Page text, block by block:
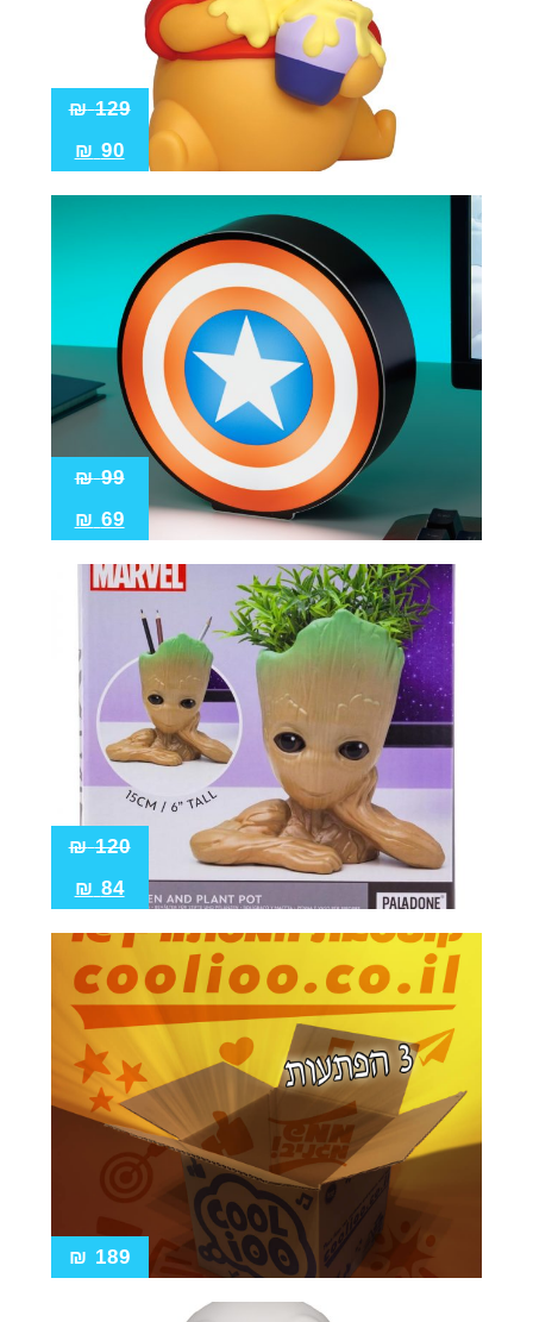
129
₪
90
₪
99
₪
69
₪
120
₪
84
₪
189
₪